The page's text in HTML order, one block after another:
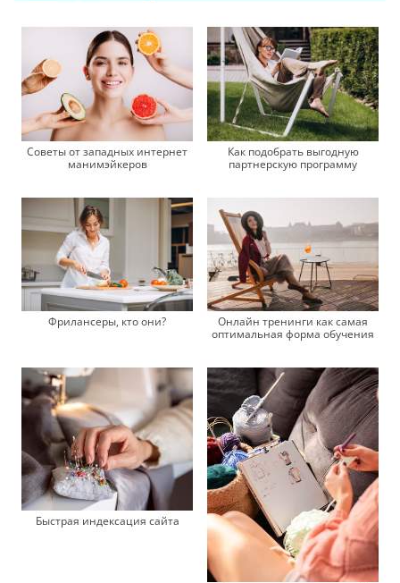
Советы от западных интернет
манимэйкеров
Как подобрать выгодную
партнерскую программу
Фрилансеры, кто они?
Онлайн тренинги как самая
оптимальная форма обучения
Быстрая индексация сайта